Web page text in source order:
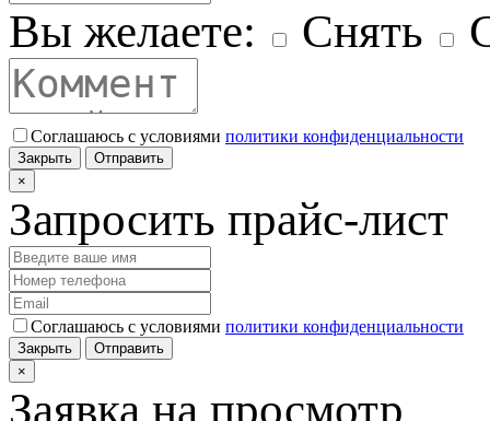
Вы желаете: Снять
Соглашаюсь с условиями политики конфиденциальности
Закрыть
Отправить
×
Запросить прайс-лист
Соглашаюсь с условиями политики конфиденциальности
Закрыть
Отправить
×
Заявка на просмотр